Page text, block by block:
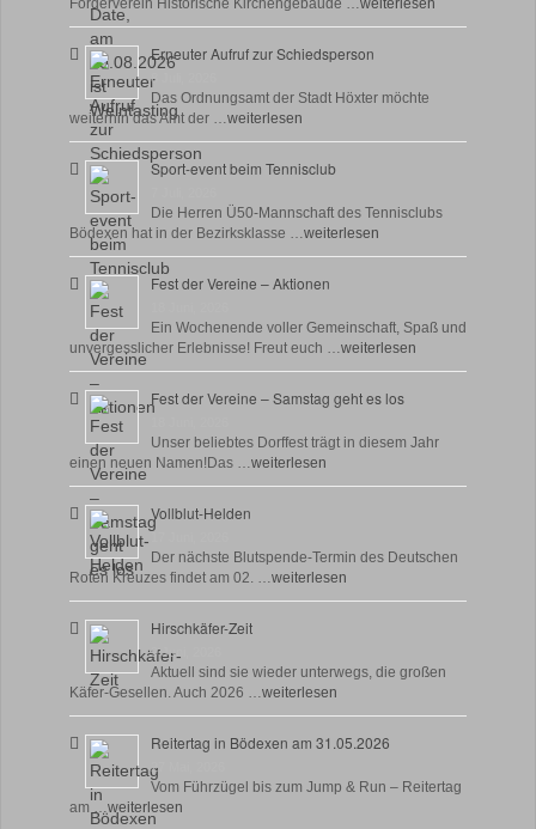
Förderverein Historische Kirchengebäude …weiterlesen
Erneuter Aufruf zur Schiedsperson
8 Juli, 2026
Das Ordnungsamt der Stadt Höxter möchte
weiterhin das Amt der …weiterlesen
Sport-event beim Tennisclub
Die Herren Ü50-Mannschaft des Tennisclubs
Bödexen hat in der Bezirksklasse …weiterlesen
Fest der Vereine – Aktionen
Ein Wochenende voller Gemeinschaft, Spaß und
unvergesslicher Erlebnisse! Freut euch …weiterlesen
Fest der Vereine – Samstag geht es los
Unser beliebtes Dorffest trägt in diesem Jahr
einen neuen Namen!Das …weiterlesen
Vollblut-Helden
Der nächste Blutspende-Termin des Deutschen
Roten Kreuzes findet am 02. …weiterlesen
Hirschkäfer-Zeit
9 Juni, 2026
Aktuell sind sie wieder unterwegs, die großen
Käfer-Gesellen. Auch 2026 …weiterlesen
Reitertag in Bödexen am 31.05.2026
27 Mai, 2026
Vom Führzügel bis zum Jump & Run – Reitertag
am …weiterlesen